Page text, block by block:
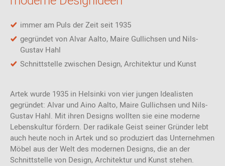
poetische Einfachheit aus.
Technische Details
Lackiertes Aluminium, weiß
Ringe Messing oder verchromt
Kabellänge: 250 cm
15 W Kompaktleuchtstofflampe E27
75 W Glühbirne E27
9 bis 12 W LED
IP-Schutzart 20
Schutzklasse II
Energieeffizienzklasse A++-E
immer am Puls der Zeit seit 1935
gegründet von Alvar Aalto, Maire Gullichsen und Nils-
Gustav Hahl
Schnittstelle zwischen Design, Architektur und Kunst
Artek wurde 1935 in Helsinki von vier jungen Idealisten
gegründet: Alvar und Aino Aalto, Maire Gullichsen und Nils-
Gustav Hahl. Mit ihren Designs wollten sie eine moderne
Lebenskultur fördern. Der radikale Geist seiner Gründer lebt
auch heute noch in Artek und so produziert das Unternehmen
Möbel aus der Welt des modernen Designs, die an der
Schnittstelle von Design, Architektur und Kunst stehen.